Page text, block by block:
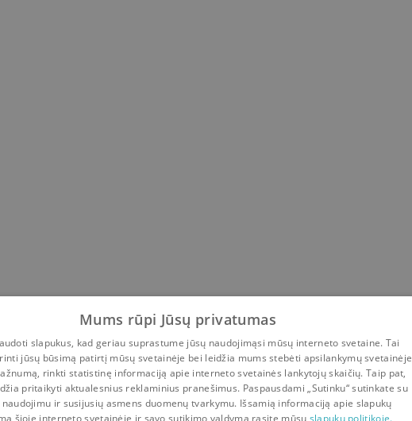
Mums rūpi Jūsų privatumas
slapukus, kad geriau suprastume jūsų naudojimąsi mūsų interneto svetaine. Tai
jūsų būsimą patirtį mūsų svetainėje bei leidžia mums stebėti apsilankymų svetainėje
rinkti statistinę informaciją apie interneto svetainės lankytojų skaičių. Taip pat,
pritaikyti aktualesnius reklaminius pranešimus. Paspausdami „Sutinku“ sutinkate su
ir susijusių asmens duomenų tvarkymu. Išsamią informaciją apie slapukų
šioje interneto svetainėje ir savo sutikimo valdymą rasite mūsų slapukų politikoje.